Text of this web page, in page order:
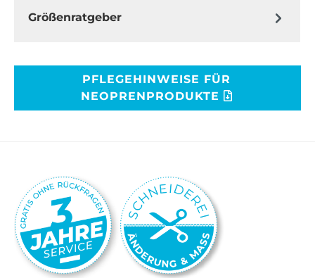
Größenratgeber
PFLEGEHINWEISE FÜR
NEOPRENPRODUKTE